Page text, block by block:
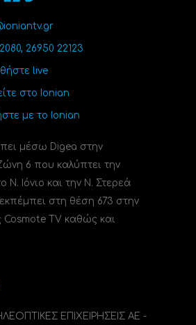
26950 22123
live
στο Ionian
με το Ionian
μέσω Digea στην
6 που καλύπτει την
N. Ιόνιο και την Ν. Στερεά
στη θέση 673 στην
TV καθώς και
ΕΠΙΧΕΙΡΗΣΕΙΣ ΑΕ -